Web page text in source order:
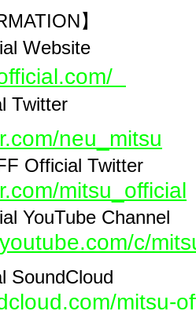
】
Website
Twitter
neu_mitsu
Official Twitter
mitsu_official
YouTube Channel
c/
SoundCloud
mitsu-